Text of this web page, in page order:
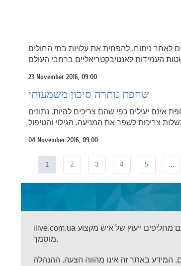
לאחר ניתוח, להפחית את עלויות בתי החולים
23 November 2016, 09:00
שחפת נותרה סיכון משמעותי
יעילים כפי שהם צריכים להיות. נתונים
04 November 2016, 09:00
1 2 3 4 5 …
ilive.com.ua הוא פורטל מידע. החומרים באתר זה מיועדים למטרות מידע בלבד ואינם מחליפים ייעוץ של איש מקצוע
מוסמך.
המידע באתר זה אינו מהווה הצעה. ההנהלה